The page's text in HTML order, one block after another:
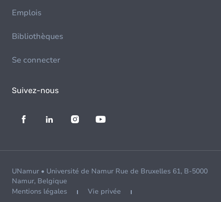
Emplois
Bibliothèques
Se connecter
Suivez-nous
UNamur • Université de Namur Rue de Bruxelles 61, B-5000
Namur, Belgique
Mentions légales
Vie privée